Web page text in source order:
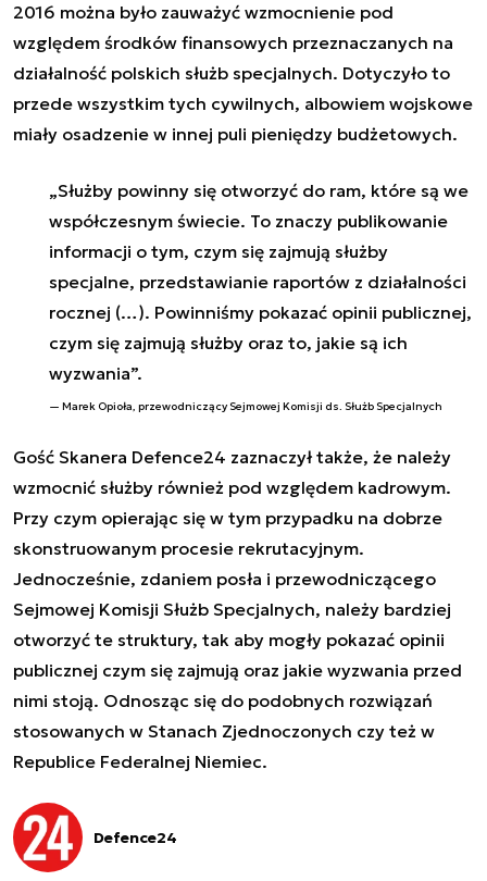
2016 można było zauważyć wzmocnienie pod
względem środków finansowych przeznaczanych na
działalność polskich służb specjalnych. Dotyczyło to
przede wszystkim tych cywilnych, albowiem wojskowe
miały osadzenie w innej puli pieniędzy budżetowych.
„Służby powinny się otworzyć do ram, które są we
współczesnym świecie. To znaczy publikowanie
informacji o tym, czym się zajmują służby
specjalne, przedstawianie raportów z działalności
rocznej (…). Powinniśmy pokazać opinii publicznej,
czym się zajmują służby oraz to, jakie są ich
wyzwania”.
Marek Opioła, przewodniczący Sejmowej Komisji ds. Służb Specjalnych
Gość Skanera Defence24 zaznaczył także, że należy
wzmocnić służby również pod względem kadrowym.
Przy czym opierając się w tym przypadku na dobrze
skonstruowanym procesie rekrutacyjnym.
Jednocześnie, zdaniem posła i przewodniczącego
Sejmowej Komisji Służb Specjalnych, należy bardziej
otworzyć te struktury, tak aby mogły pokazać opinii
publicznej czym się zajmują oraz jakie wyzwania przed
nimi stoją. Odnosząc się do podobnych rozwiązań
stosowanych w Stanach Zjednoczonych czy też w
Republice Federalnej Niemiec.
Defence24